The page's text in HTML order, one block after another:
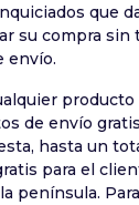
que
su compra
envío.
producto
de envío
hasta un
para el
península.